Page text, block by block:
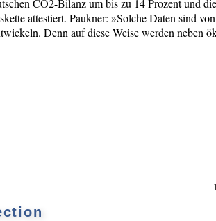
attestiert. Paukner: »Solche Daten sind
Denn auf diese Weise werden neben